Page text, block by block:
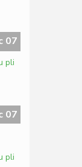
jarkolekto
de
07
pli
brusela
packonferenco
07
pli